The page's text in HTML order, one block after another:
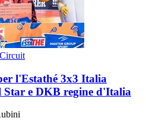
l'Estathé 3x3 Italia
Star e DKB regine d'Italia